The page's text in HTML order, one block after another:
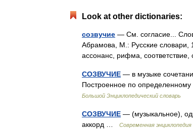
Look at other dictionaries:
созвучие — См. согласие...
Абрамова, М.: Русские словари,
ассонанс, рифма,
СОЗВУЧИЕ — в музыке
Построенное по определенному
Большой Энциклопедический словарь
СОЗВУЧИЕ — (музыкальное),
аккорд …
Современная энциклопедия